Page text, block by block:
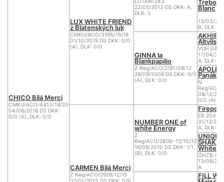
CHICO Bílá Merci
CMKU/ACO/4413/18/20
04/06/2018 DS DKK:
0/0 (A), DLK: 0/0
LUX WHITE FRIEND
z Blatenských luk
CMKU/ACO/3595/15/18
01/10/2015 DS DKK: 0/0
(A), DLK: 0/0
LO1480343
22/05/2013 DS DKK: A,
DLK: 0
Blanc
13/03/
B, DLK: 0
GINNA la
Blankpapilio
Z Reg/ACO/2181/08/12
28/09/2008 DS DKK: 0/0
(A), DLK: 0/0
Altvilstal
VDH 04/
17/04/
A, DLK: 0
Panáka
N
Reg/
08/12/
0/0 (A),
CARMEN Bílá Merci
Z Reg/ACO/2928/12/15
NUMBER ONE of
white Energy
Z
Reg/ACO/2818/-12/10/12
16/08/2010 DS DKK: 1/1
(B), DLK: 0/0
ER
31/12/
A, DLK:
UNIQUE
White
ÖHZB
13/06/
A
FILL